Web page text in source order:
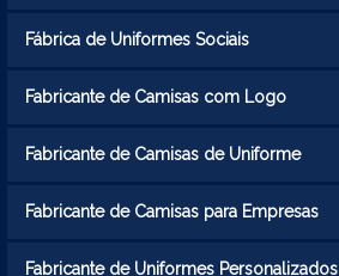
Fábrica de Uniformes Sociais
Fabricante de Camisas com Logo
Fabricante de Camisas de Uniforme
Fabricante de Camisas para Empresas
Fabricante de Uniformes Personalizados